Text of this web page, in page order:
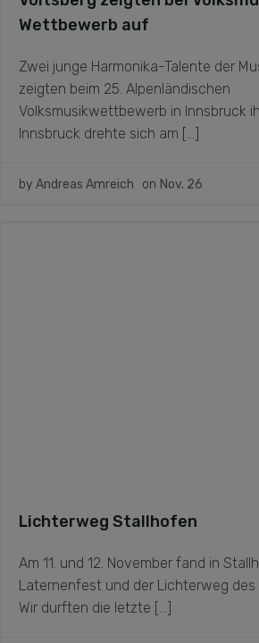
Wettbewerb auf
Zwei junge Harmonika-Talente der
zeigten beim 25. Alpenländischen
Volksmusikwettbewerb in Innsbruck
Innsbruck drehte sich am […]
by Andreas Amreich on Nov. 26
Lichterweg Stallhofen
Am 11. und 12. November fand in
Laternenfest und der Lichterweg
Wir durften die letzte […]